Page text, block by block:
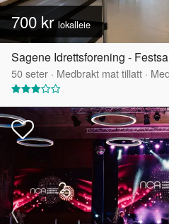
700 krlokalleie
Sagene Idrettsforening -
50seter · Medbrakt mat tillatt ·